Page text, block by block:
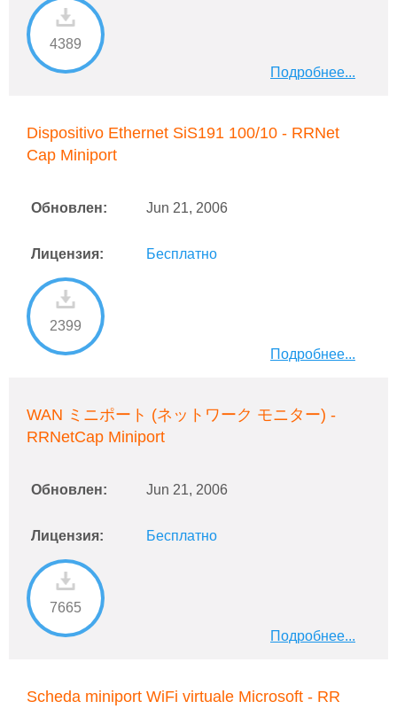
4389
Подробнее...
Dispositivo Ethernet SiS191 100/10 - RRNet
Cap Miniport
Обновлен: Jun 21, 2006
Лицензия: Бесплатно
2399
Подробнее...
WAN ミニポート (ネットワーク モニター) -
RRNetCap Miniport
Обновлен: Jun 21, 2006
Лицензия: Бесплатно
7665
Подробнее...
Scheda miniport WiFi virtuale Microsoft - RR